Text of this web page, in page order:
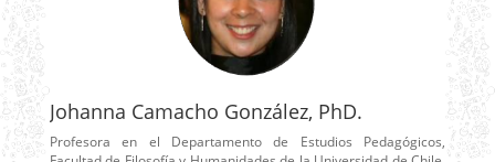
Johanna Camacho González, PhD.
Profesora en el Departamento de Estudios Pedagógicos,